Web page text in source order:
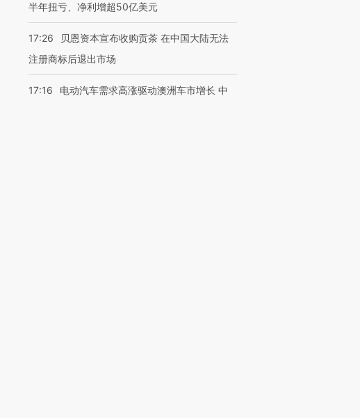
半年扭亏、净利增超50亿美元
17:26
贝恩资本宣布收购贡茶 在中国大陆无法
注册商标后退出市场
17:16
电动汽车需求高涨驱动澳洲车市增长 中